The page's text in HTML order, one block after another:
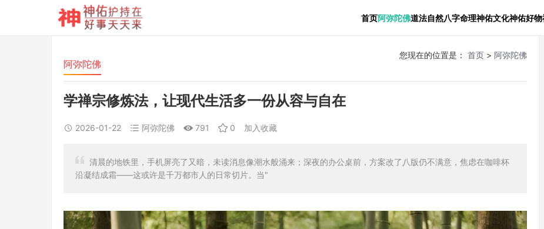
首页阿弥陀佛道法自然八字命理神佑文化神佑好物
您现在的位置是： 首页 > 阿弥陀佛
阿弥陀佛
学禅宗修炼法，让现代生活多一份从容与自在
2026-01-22 阿弥陀佛 791 0 加入收藏
清晨的地铁里，手机屏亮了又暗，未读消息像潮水般涌来；深夜的办公桌前，方案改了八版仍不满意，焦虑在咖啡杯
沿凝结成霜——这或许是千万都市人的日常切片。当"